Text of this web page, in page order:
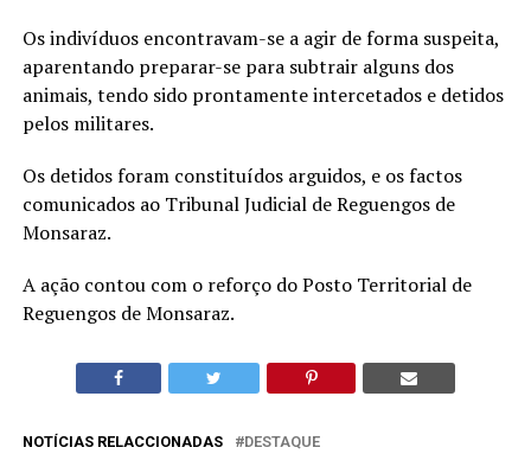
Os indivíduos encontravam-se a agir de forma suspeita,
aparentando preparar-se para subtrair alguns dos
animais, tendo sido prontamente intercetados e detidos
pelos militares.
Os detidos foram constituídos arguidos, e os factos
comunicados ao Tribunal Judicial de Reguengos de
Monsaraz.
A ação contou com o reforço do Posto Territorial de
Reguengos de Monsaraz.
NOTÍCIAS RELACCIONADAS DESTAQUE